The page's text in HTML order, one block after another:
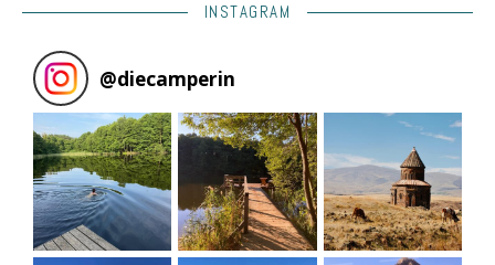
INSTAGRAM
@diecamperin